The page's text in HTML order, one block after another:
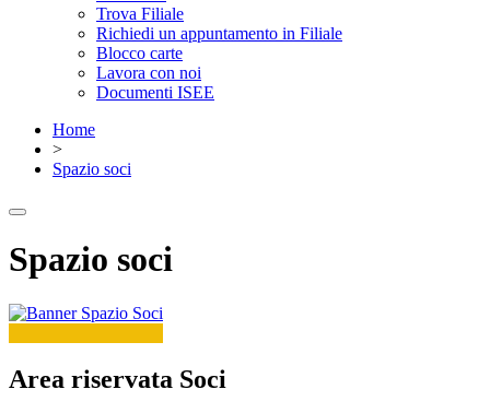
Trova Filiale
Richiedi un appuntamento in Filiale
Blocco carte
Lavora con noi
Documenti ISEE
Home
>
Spazio soci
Spazio soci
Area riservata Soci